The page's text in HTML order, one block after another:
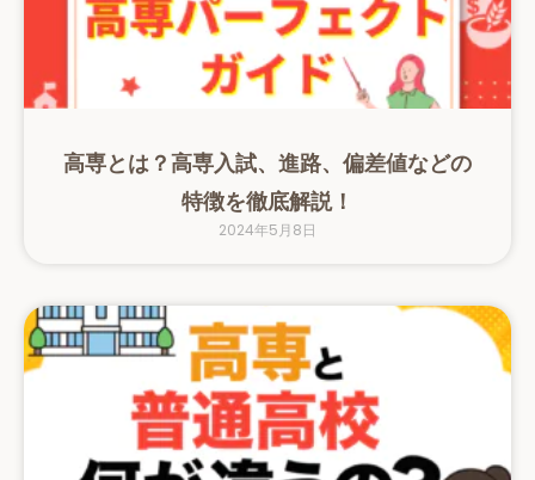
高専とは？高専入試、進路、偏差値などの
特徴を徹底解説！
2024年5月8日